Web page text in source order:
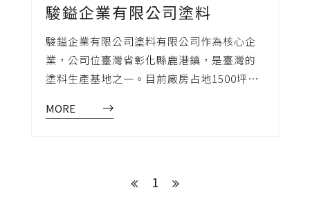
駿鎰企業有限公司塗料
駿鎰企業有限公司塗料有限公司作為核心企
業，公司位臺灣省彰化縣鹿港鎮，是臺灣的
塗料生產基地之一。目前廠房占地1500坪，
系統和嚴格的品質管制體系，保證了每樣駿
透明漆相關配套的各種著色劑、稀釋劑系列
MORE
1